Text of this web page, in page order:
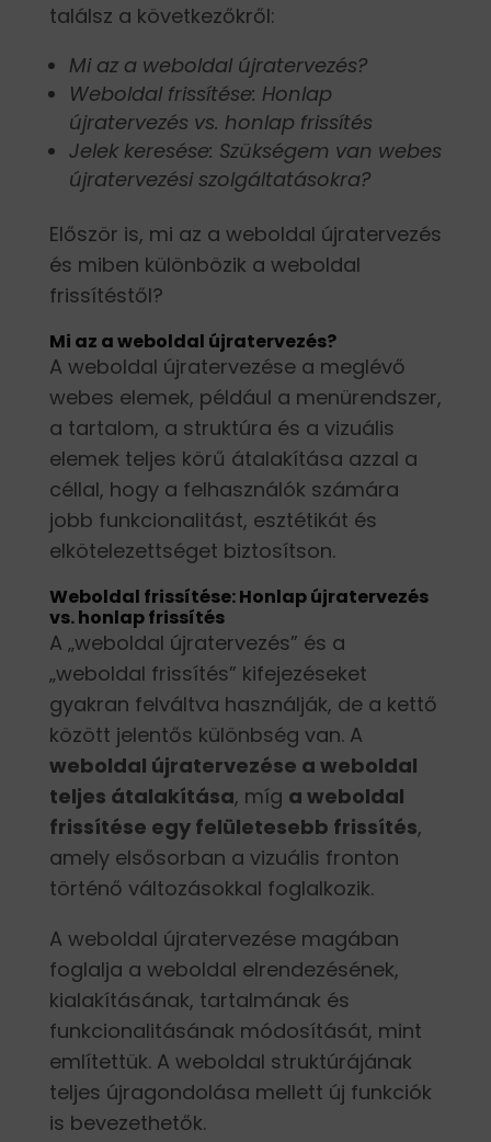
találsz a következőkről:
Mi az a weboldal újratervezés?
Weboldal frissítése: Honlap
újratervezés vs. honlap frissítés
Jelek keresése: Szükségem van webes
újratervezési szolgáltatásokra?
Először is, mi az a weboldal újratervezés
és miben különbözik a weboldal
frissítéstől?
Mi az a weboldal újratervezés?
A weboldal újratervezése a meglévő
webes elemek, például a menürendszer,
a tartalom, a struktúra és a vizuális
elemek teljes körű átalakítása azzal a
céllal, hogy a felhasználók számára
jobb funkcionalitást, esztétikát és
elkötelezettséget biztosítson.
Weboldal frissítése: Honlap újratervezés
vs. honlap frissítés
A „weboldal újratervezés” és a
„weboldal frissítés” kifejezéseket
gyakran felváltva használják, de a kettő
között jelentős különbség van. A
weboldal újratervezése a weboldal
teljes átalakítása, míg a weboldal
frissítése egy felületesebb frissítés,
amely elsősorban a vizuális fronton
történő változásokkal foglalkozik.
A weboldal újratervezése magában
foglalja a weboldal elrendezésének,
kialakításának, tartalmának és
funkcionalitásának módosítását, mint
említettük. A weboldal struktúrájának
teljes újragondolása mellett új funkciók
is bevezethetők.